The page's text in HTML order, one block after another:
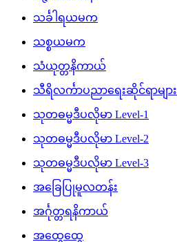
သင်္ခါရယမက
သစ္စယမက
သံယုတ္တနိကာယ်
သီရိလင်္ကာပညာရေးဆိုင်ရာများ
သုတဓမ္မဒီပလိုမာ Level-1
သုတဓမ္မဒီပလိုမာ Level-2
သုတဓမ္မဒီပလိုမာ Level-3
အခြေပြုမူလတန်း
အင်္ဂုတ္တရနိကာယ်
အထွေထွေ